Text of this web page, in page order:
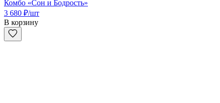
Комбо «Сон и Бодрость»
3 680 ₽/шт
В корзину